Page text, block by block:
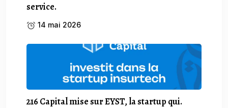
service.
14 mai 2026
216 Capital mise sur EYST, la startup qui.